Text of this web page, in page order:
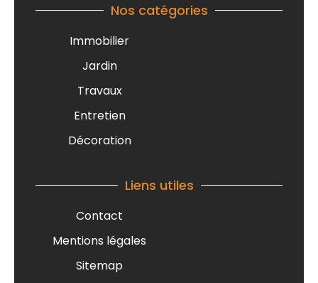
Nos catégories
Immobilier
Jardin
Travaux
Entretien
Décoration
Liens utiles
Contact
Mentions légales
Sitemap